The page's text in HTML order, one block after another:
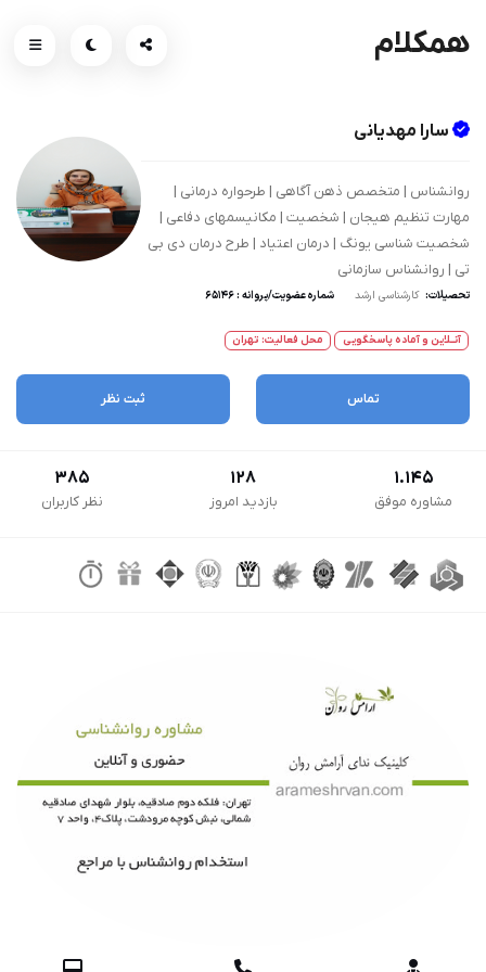
همکلام
سارا مهدیانی
روانشناس | متخصص ذهن آگاهی | طرحواره درمانی |
مهارت تنظیم هیجان | شخصیت | مکانیسمهای دفاعی |
شخصیت شناسی یونگ | درمان اعتیاد | طرح درمان دی بی
تی | روانشناس سازمانی
تحصیلات: کارشناسی ارشد شماره عضویت/پروانه : 65146
آنــلاین و آماده پاسخگویی محل فعالیت: تهران
تماس ثبت نظر
1.145
مشاوره موفق
128
بازدید امروز
385
نظر کاربران


